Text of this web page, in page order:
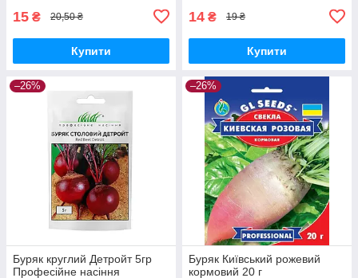
15 ₴ 20,50 ₴
Купити
14 ₴ 19 ₴
Купити
–26%
Буряк круглий Детройт 5гр
Професійне насіння
–26%
Буряк Київський рожевий
кормовий 20 г